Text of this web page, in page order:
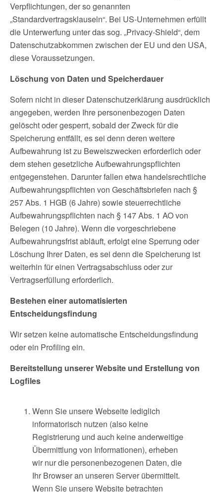
Verpflichtungen, der so genannten
„Standardvertragsklauseln“. Bei US-Unternehmen erfüllt
die Unterwerfung unter das sog. „Privacy-Shield“, dem
Datenschutzabkommen zwischen der EU und den USA,
diese Voraussetzungen.
Löschung von Daten und Speicherdauer
Sofern nicht in dieser Datenschutzerklärung ausdrücklich
angegeben, werden Ihre personenbezogen Daten
gelöscht oder gesperrt, sobald der Zweck für die
Speicherung entfällt, es sei denn deren weitere
Aufbewahrung ist zu Beweiszwecken erforderlich oder
dem stehen gesetzliche Aufbewahrungspflichten
entgegenstehen. Darunter fallen etwa handelsrechtliche
Aufbewahrungspflichten von Geschäftsbriefen nach §
257 Abs. 1 HGB (6 Jahre) sowie steuerrechtliche
Aufbewahrungspflichten nach § 147 Abs. 1 AO von
Belegen (10 Jahre). Wenn die vorgeschriebene
Aufbewahrungsfrist abläuft, erfolgt eine Sperrung oder
Löschung Ihrer Daten, es sei denn die Speicherung ist
weiterhin für einen Vertragsabschluss oder zur
Vertragserfüllung erforderlich.
Bestehen einer automatisierten
Entscheidungsfindung
Wir setzen keine automatische Entscheidungsfindung
oder ein Profiling ein.
Bereitstellung unserer Website und Erstellung von
Logfiles
Wenn Sie unsere Webseite lediglich
informatorisch nutzen (also keine
Registrierung und auch keine anderweitige
Übermittlung von Informationen), erheben
wir nur die personenbezogenen Daten, die
Ihr Browser an unseren Server übermittelt.
Wenn Sie unsere Website betrachten